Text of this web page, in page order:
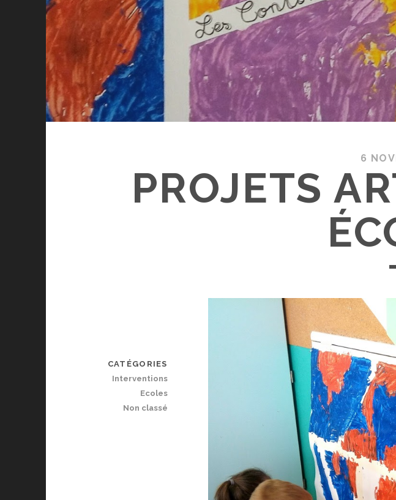
6
PROJETS
CATÉGORIES
Interventions
Ecoles
Non classé